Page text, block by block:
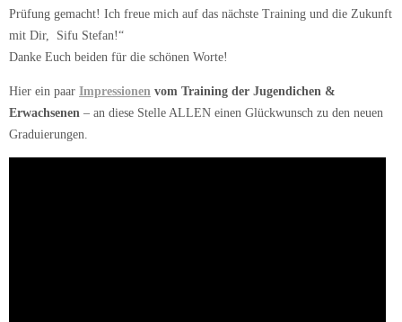
Prüfung gemacht! Ich freue mich auf das nächste Training und die Zukunft
mit Dir, Sifu Stefan!“
Danke Euch beiden für die schönen Worte!
Hier ein paar Impressionen vom Training der Jugendichen &
Erwachsenen – an diese Stelle ALLEN einen Glückwunsch zu den neuen
Graduierungen.